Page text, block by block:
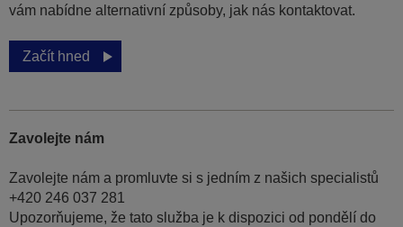
vám nabídne alternativní způsoby, jak nás kontaktovat.
Začít hned
Zavolejte nám
Zavolejte nám a promluvte si s jedním z našich specialistů
+420 246 037 281
Upozorňujeme, že tato služba je k dispozici od pondělí do